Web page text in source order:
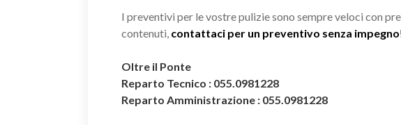
I preventivi per le vostre pulizie sono sempre veloci con
contenuti, contattaci per un preventivo senza impegno
Oltre il Ponte
Reparto Tecnico : 055.0981228
Reparto Amministrazione : 055.0981228